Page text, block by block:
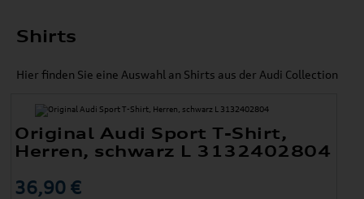
Shirts
Hier finden Sie eine Auswahl an Shirts aus der Audi Collection
Original Audi Sport T-Shirt,
Herren, schwarz L 3132402804
36,90 €